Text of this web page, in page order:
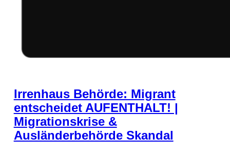
Irrenhaus Behörde: Migrant
entscheidet AUFENTHALT! |
Migrationskrise &
Ausländerbehörde Skandal